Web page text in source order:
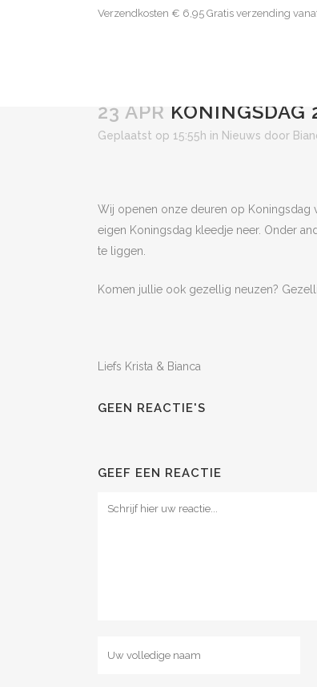
Verzendkosten € 6,95 Gratis verzending
23 APR KONINGSDAG
Geplaatst op 15:55h in Nieuws door
Wij openen onze deuren op Koningsdag
eigen Koningsdag kleedje neer. Onder
te liggen.
Komen jullie ook gezellig neuzen?
Liefs Krista & Bianca
GEEN REACTIE'S
GEEF EEN REACTIE